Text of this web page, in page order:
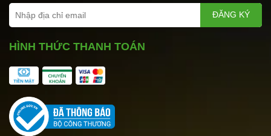
ĐĂNG KÝ
HÌNH THỨC THANH TOÁN